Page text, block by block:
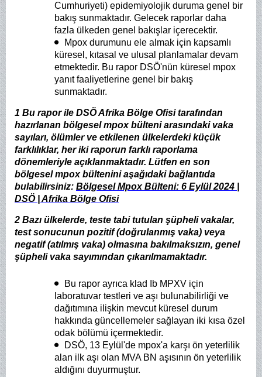
Cumhuriyeti) epidemiyolojik duruma genel bir
bakış sunmaktadır. Gelecek raporlar daha
fazla ülkeden genel bakışlar içerecektir.
Mpox durumunu ele almak için kapsamlı
küresel, kıtasal ve ulusal planlamalar devam
etmektedir. Bu rapor DSÖ'nün küresel mpox
yanıt faaliyetlerine genel bir bakış
sunmaktadır.
1 Bu rapor ile DSÖ Afrika Bölge Ofisi tarafından
hazırlanan bölgesel mpox bülteni arasındaki vaka
sayıları, ölümler ve etkilenen ülkelerdeki küçük
farklılıklar, her iki raporun farklı raporlama
dönemleriyle açıklanmaktadır. Lütfen en son
bölgesel mpox bültenini aşağıdaki bağlantıda
bulabilirsiniz: Bölgesel Mpox Bülteni: 6 Eylül 2024 |
DSÖ | Afrika Bölge Ofisi
2 Bazı ülkelerde, teste tabi tutulan şüpheli vakalar,
test sonucunun pozitif (doğrulanmış vaka) veya
negatif (atılmış vaka) olmasına bakılmaksızın, genel
şüpheli vaka sayımından çıkarılmamaktadır.
Bu rapor ayrıca klad Ib MPXV için
laboratuvar testleri ve aşı bulunabilirliği ve
dağıtımına ilişkin mevcut küresel durum
hakkında güncellemeler sağlayan iki kısa özel
odak bölümü içermektedir.
DSÖ, 13 Eylül'de mpox'a karşı ön yeterlilik
alan ilk aşı olan MVA BN aşısının ön yeterlilik
aldığını duyurmuştur.